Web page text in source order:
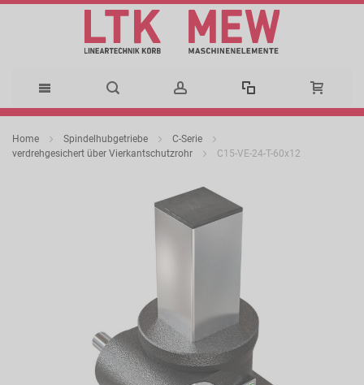
zum
Home Spindelhubgetriebe
C-Serie
verdrehgesichert über Vierkantschutzrohr
C15-VE-24-T-60x12